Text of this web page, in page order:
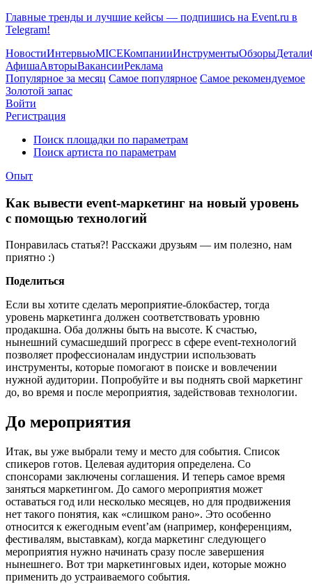
Главные тренды и лучшие кейсы — подпишись на Event.ru в
Telegram!
НовостиИнтервьюMICEКомпанииИнструментыОбзорыДетали
АфишаАвторыВакансииРеклама
Популярное за месяц Самое популярное Самое рекомендуемое
Золотой запас
Войти
Регистрация
Поиск площадки по параметрам
Поиск артиста по параметрам
Опыт
Как вывести event-маркетинг на новый уровень
с помощью технологий
Понравилась статья?! Расскажи друзьям — им полезно, нам
приятно :)
Поделиться
Если вы хотите сделать мероприятие-блокбастер, тогда
уровень маркетинга должен соответствовать уровню
продакшна. Оба должны быть на высоте. К счастью,
нынешний сумасшедший прогресс в сфере event-технологий
позволяет профессионалам индустрии использовать
инструменты, которые помогают в поиске и вовлечении
нужной аудитории. Попробуйте и вы поднять свой маркетинг
до, во время и после мероприятия, задействовав технологии.
До мероприятия
Итак, вы уже выбрали тему и место для события. Список
спикеров готов. Целевая аудитория определена. Со
спонсорами заключены соглашения. И теперь самое время
заняться маркетингом. До самого мероприятия может
оставаться год или несколько месяцев, но для продвижения
нет такого понятия, как «слишком рано». Это особенно
относится к ежегодным event’ам (например, конференциям,
фестивалям, выставкам), когда маркетинг следующего
мероприятия нужно начинать сразу после завершения
нынешнего. Вот три маркетинговых идеи, которые можно
применить до устраиваемого события.